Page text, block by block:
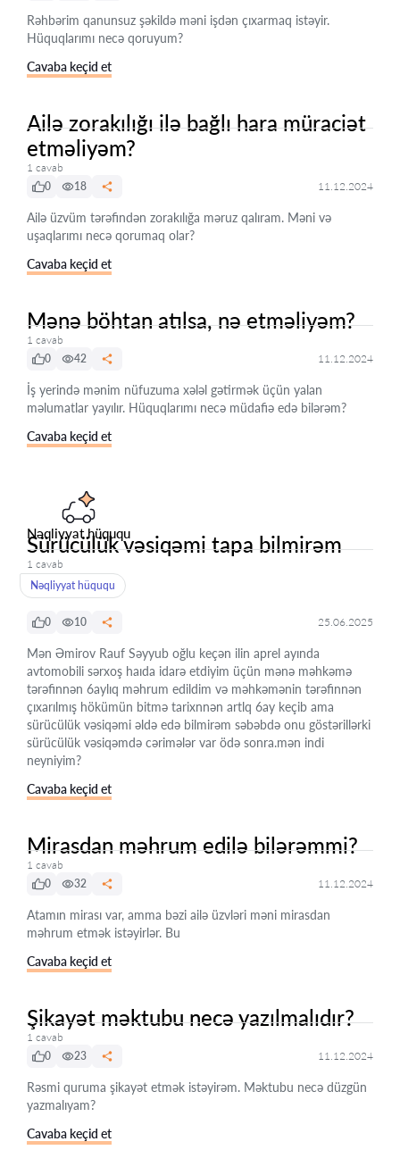
Rəhbərim qanunsuz şəkildə məni işdən çıxarmaq istəyir.
Hüquqlarımı necə qoruyum?
Cavaba keçid et
Ailə zorakılığı ilə bağlı hara müraciət
etməliyəm?
1 cavab
0
18 11.12.2024
Ailə üzvüm tərəfindən zorakılığa məruz qalıram. Məni və
uşaqlarımı necə qorumaq olar?
Cavaba keçid et
Mənə böhtan atılsa, nə etməliyəm?
1 cavab
0
42 11.12.2024
İş yerində mənim nüfuzuma xələl gətirmək üçün yalan
məlumatlar yayılır. Hüquqlarımı necə müdafiə edə bilərəm?
Cavaba keçid et
Nəqliyyat hüququ
Sürücülük vəsiqəmi tapa bilmirəm
1 cavab
Nəqliyyat hüququ
0 10 25.06.2025
Mən Əmirov Rauf Səyyub oğlu keçən ilin aprel ayında
avtomobili sərxoş haıda idarə etdiyim üçün mənə məhkəmə
tərəfinnən 6aylıq məhrum edildim və məhkəmənin tərəfinnən
çıxarılmış hökümün bitmə tarixnnən artlq 6ay keçib ama
sürücülük vəsiqəmi əldə edə bilmirəm səbəbdə onu göstərillərki
sürücülük vəsiqəmdə cərimələr var ödə sonra.mən indi
neyniyim?
Cavaba keçid et
Mirasdan məhrum edilə bilərəmmi?
1 cavab
0
32 11.12.2024
Atamın mirası var, amma bəzi ailə üzvləri məni mirasdan
məhrum etmək istəyirlər. Bu
Cavaba keçid et
Şikayət məktubu necə yazılmalıdır?
1 cavab
0
23 11.12.2024
Rəsmi quruma şikayət etmək istəyirəm. Məktubu necə düzgün
yazmalıyam?
Cavaba keçid et